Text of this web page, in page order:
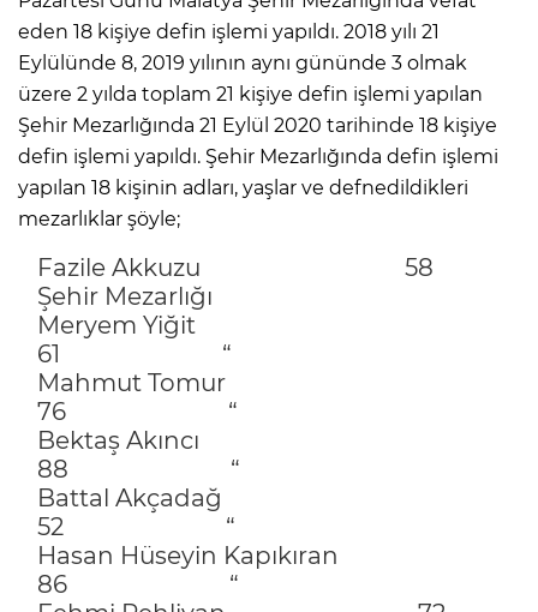
eden 18 kişiye defin işlemi yapıldı. 2018 yılı 21
Eylülünde 8, 2019 yılının aynı gününde 3 olmak
üzere 2 yılda toplam 21 kişiye defin işlemi yapılan
Şehir Mezarlığında 21 Eylül 2020 tarihinde 18 kişiye
defin işlemi yapıldı. Şehir Mezarlığında defin işlemi
yapılan 18 kişinin adları, yaşlar ve defnedildikleri
mezarlıklar şöyle;
Fazile Akkuzu 58
Şehir Mezarlığı
Meryem Yiğit
61 “
Mahmut Tomur
76 “
Bektaş Akıncı
88 “
Battal Akçadağ
52 “
Hasan Hüseyin Kapıkıran
86 “